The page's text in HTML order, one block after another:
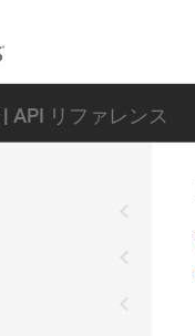
| API リファレンス